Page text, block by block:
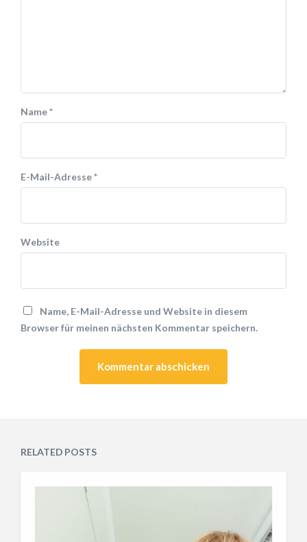
Name*
E-Mail-Adresse*
Website
Name, E-Mail-Adresse und Website in diesem
Browser für meinen nächsten Kommentar speichern.
RELATED POSTS